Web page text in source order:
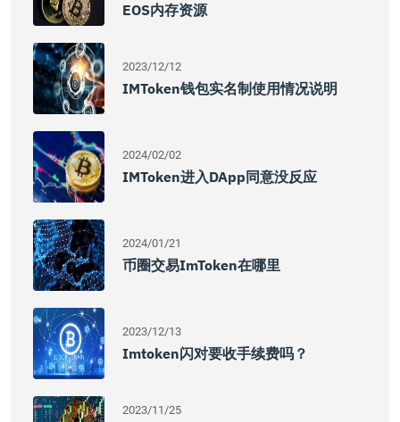
EOS内存资源
2023/12/12
IMToken钱包实名制使用情况说明
2024/02/02
IMToken进入DApp同意没反应
2024/01/21
币圈交易imToken在哪里
2023/12/13
Imtoken闪对要收手续费吗？
2023/11/25